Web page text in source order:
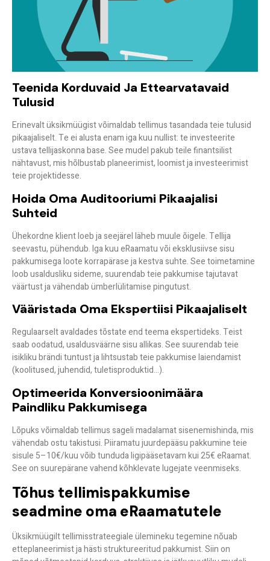
Teenida Korduvaid Ja Ettearvatavaid
Tulusid
Erinevalt üksikmüügist võimaldab tellimustasandada teie tulusid
pikaajaliselt. Te ei alusta enam iga kuu nullist: te investeerite
ustava tellijaskonna base. See mudel pakub teile finantsilist
nähtavust, mis hõlbustab planeerimist, loomist ja investeerimist
teie projektidesse.
Hoida Oma Auditooriumi Pikaajalisi
Suhteid
Ühekordne klient loeb ja seejärel läheb muule õigele. Tellija
seevastu, pühendub. Iga kuu eRaamatu või eksklusiivse sisu
pakkumisega lootekorrapärase ja kestva suhte. See toimetamine
loob usaldusliku sideme, suurendab teie pakkumise tajutavat
väärtust ja vähendab ümberlülitamise pingutust.
Vääristada Oma Ekspertiisi Pikaajaliselt
Regulaarselt avaldades tõstate endteema ekspertideks. Teist
saab oodatud, usaldusväärne sisu allikas. See suurendab teie
isikliku brändi tuntust ja lihtsustab teie pakkumise laiendamist
(koolitused, juhendid, tuletisproduktid…).
Optimeerida Konversioonimäära
Paindliku Pakkumisega
Lõpuks võimaldab tellimus sagelimadalamat sisenemishinda, mis
vähendab ostu takistusi. Piiramatu juurdepääsu pakkumine teie
sisule 5–10€/kuu võib tunduda ligipääsetavam kui 25€ eRaamat.
See on suurepärane vahend kõhklevate lugejate veenmiseks.
Tõhus tellimispakkumise
seadmine oma eRaamatutele
Üksikmüügilt tellimisstrateegiale ülemineku tegemine nõuab
etteplaneerimist ja hästi struktureeritud pakkumist. Siin on